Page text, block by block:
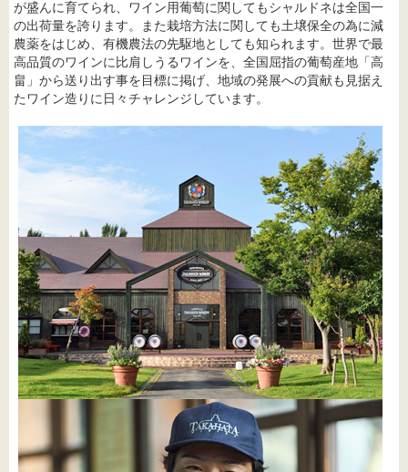
が盛んに育てられ、ワイン用葡萄に関してもシャルドネは全国一
の出荷量を誇ります。また栽培方法に関しても土壌保全の為に減
農薬をはじめ、有機農法の先駆地としても知られます。世界で最
高品質のワインに比肩しうるワインを、全国屈指の葡萄産地「高
畠」から送り出す事を目標に掲げ、地域の発展への貢献も見据え
たワイン造りに日々チャレンジしています。